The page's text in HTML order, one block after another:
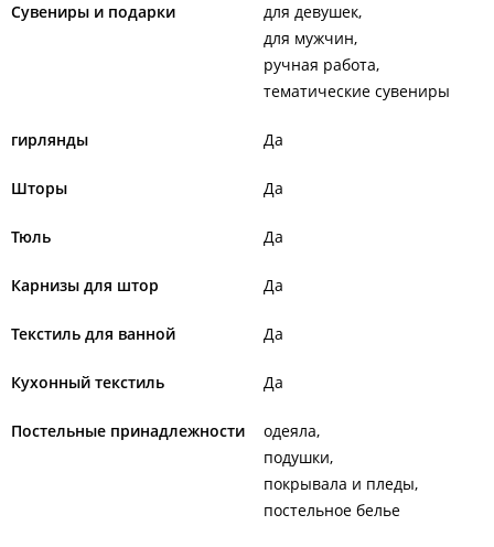
Сувениры и подарки
для девушек
для мужчин
ручная работа
тематические сувениры
гирлянды Да
Шторы Да
Тюль Да
Карнизы для штор Да
Текстиль для ванной Да
Кухонный текстиль Да
Постельные принадлежности
одеяла
подушки
покрывала и пледы
постельное белье